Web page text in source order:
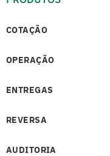
COTAÇÃO
OPERAÇÃO
ENTREGAS
REVERSA
AUDITORIA